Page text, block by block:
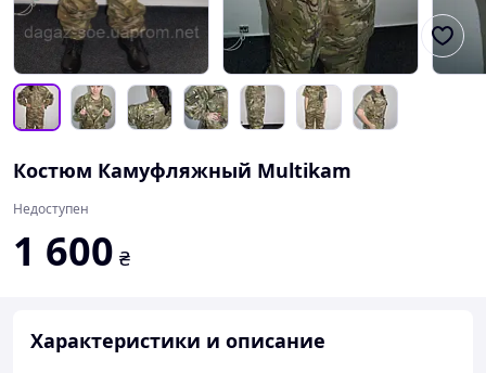
Костюм Камуфляжный Multikam
Недоступен
1 600 ₴
Характеристики и описание